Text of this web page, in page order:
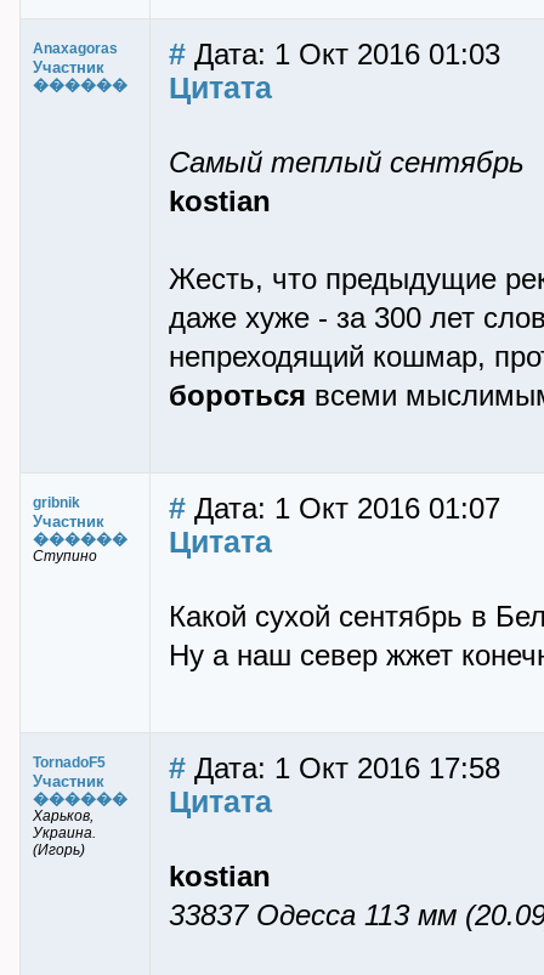
Anaxagoras
Участник
������
# Дата: 1 Окт 2016 01:03
Цитата
Самый теплый сентябрь
kostian
Жесть, что предыдущие
даже хуже - за 300 лет
непреходящий кошмар,
бороться всеми
gribnik
Участник
������
Ступино
# Дата: 1 Окт 2016 01:07
Цитата
Какой сухой сентябрь в
Ну а наш север жжет
TornadoF5
Участник
������
Харьков,
Украина.
(Игорь)
# Дата: 1 Окт 2016 17:58
Цитата
kostian
33837 Одесса 113 мм